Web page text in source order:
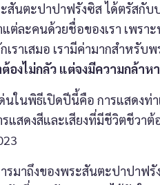
ะปาปาฟรังซิส ได้ตรัสกับบร
แต่ละคนด้วยชื่อของเรา เพรา
เราเสมอ เรามีค่ามากสำหรั
องไม่กลัว แต่จงมีความกล้า
พิธีเปิดปีนี้คือ การแสดงท่าเ
รแสดงสีและเสียงที่มีชีวิตชีว
ถึงของพระสันตะปาปาฟรัง